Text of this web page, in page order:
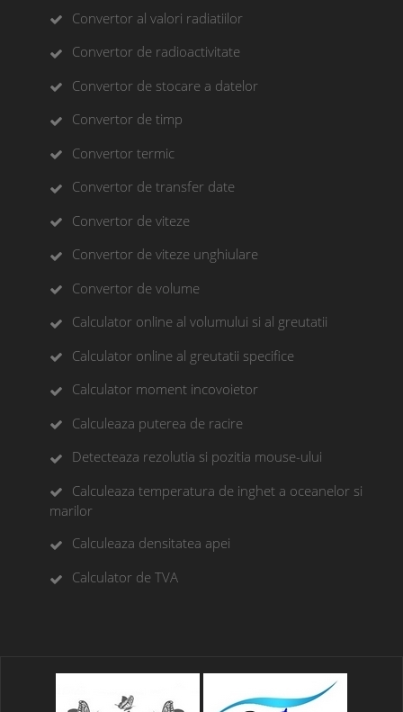
Convertor al valori radiatiilor
Convertor de radioactivitate
Convertor de stocare a datelor
Convertor de timp
Convertor termic
Convertor de transfer date
Convertor de viteze
Convertor de viteze unghiulare
Convertor de volume
Calculator online al volumului si al greutatii
Calculator online al greutatii specifice
Calculator moment incovoietor
Calculeaza puterea de racire
Detecteaza rezolutia si pozitia mouse-ului
Calculeaza temperatura de inghet a oceanelor si
marilor
Calculeaza densitatea apei
Calculator de TVA